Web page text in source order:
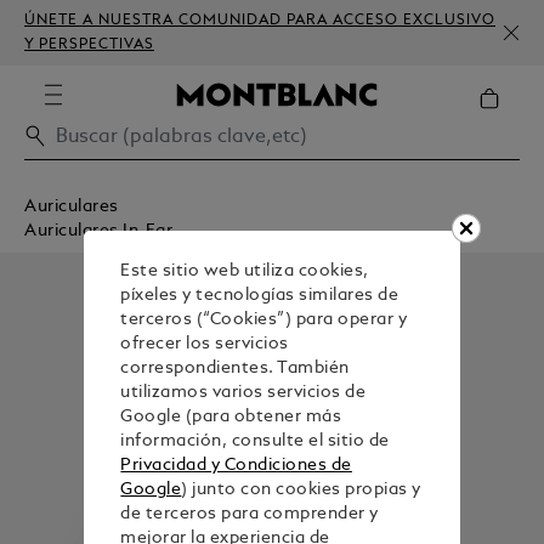
ÚNETE A NUESTRA COMUNIDAD PARA ACCESO EXCLUSIVO
Y PERSPECTIVAS
Auriculares
Auriculares In-Ear
Este sitio web utiliza cookies,
píxeles y tecnologías similares de
terceros (“Cookies”) para operar y
ofrecer los servicios
correspondientes. También
utilizamos varios servicios de
Google (para obtener más
información, consulte el sitio de
Privacidad y Condiciones de
Google) junto con cookies propias y
de terceros para comprender y
mejorar la experiencia de